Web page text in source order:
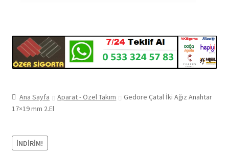
Ana Sayfa Aparat - Özel Takım
Gedore Çatal İki Ağız Anahtar
17×19 mm 2.El
İNDIRIM!